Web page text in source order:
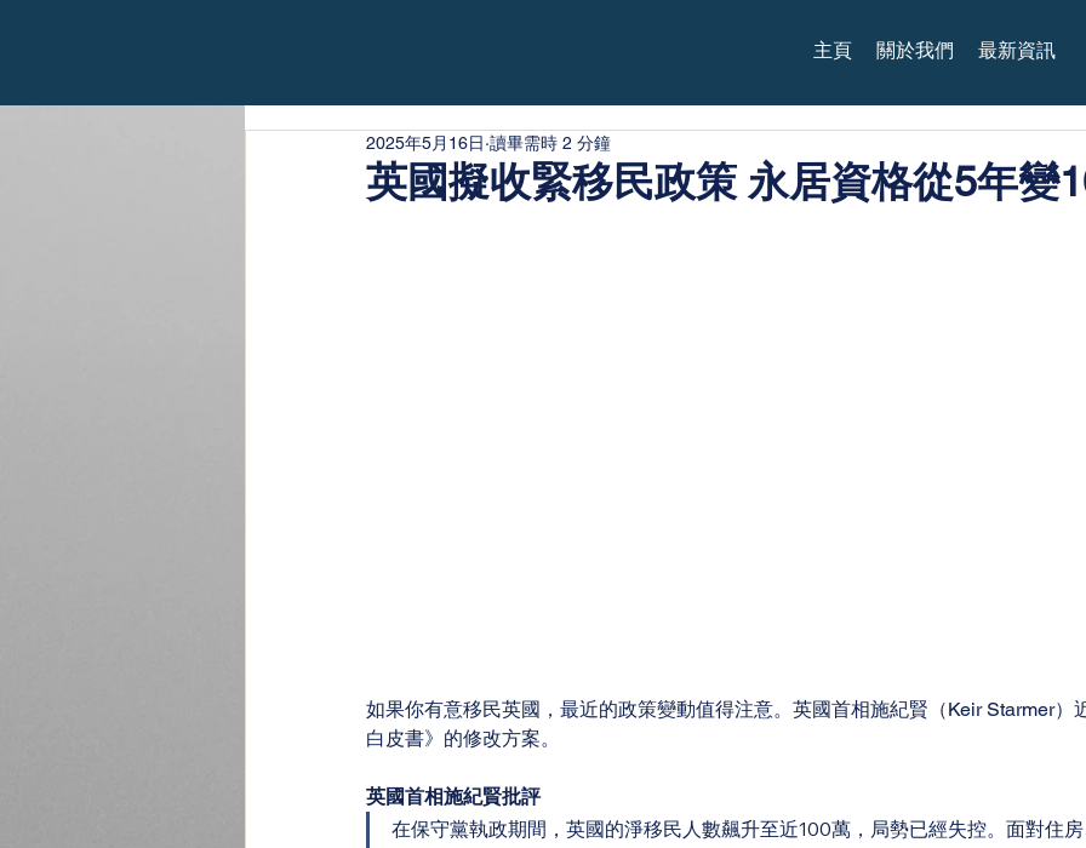
主頁 關於我們 最新資訊
英國擬收緊移民政策 永居資格從5年變
2025年5月16日 讀畢需時 2 分鐘
如果你有意移民英國，最近的政策變動值得注意。英國首相施紀賢（Keir Starmer）
白皮書》的修改方案。
英國首相施紀賢批評
在保守黨執政期間，英國的淨移民人數飆升至近100萬，局勢已經失控。面對住